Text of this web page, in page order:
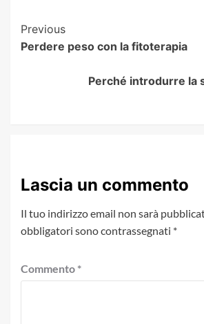
Post
Navigation
Previous
Perdere peso con la fitoterapia
Perché introdurre la
Lascia un commento
Il tuo indirizzo email non sarà
obbligatori sono contrassegnati *
Commento *